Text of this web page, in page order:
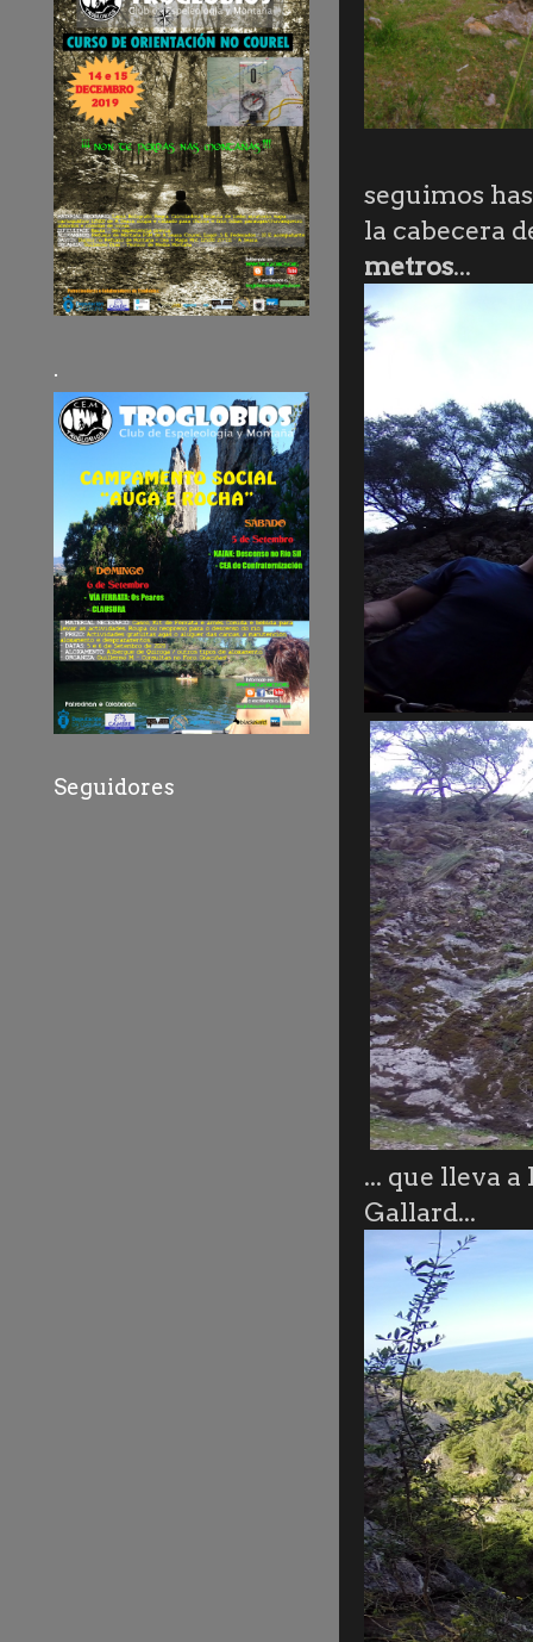
seguimos
la cabecera
metros...
... que lleva
Gallard...
.
Seguidores